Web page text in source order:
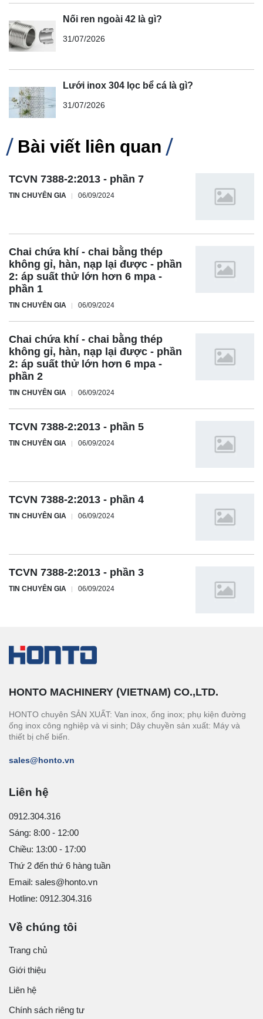
Nối ren ngoài 42 là gì?
31/07/2026
Lưới inox 304 lọc bể cá là gì?
31/07/2026
Bài viết liên quan
TCVN 7388-2:2013 - phần 7
TIN CHUYÊN GIA 06/09/2024
Chai chứa khí - chai bằng thép
không gỉ, hàn, nạp lại được - phần
2: áp suất thử lớn hơn 6 mpa -
phần 1
TIN CHUYÊN GIA 06/09/2024
Chai chứa khí - chai bằng thép
không gỉ, hàn, nạp lại được - phần
2: áp suất thử lớn hơn 6 mpa -
phần 2
TIN CHUYÊN GIA 06/09/2024
TCVN 7388-2:2013 - phần 5
TIN CHUYÊN GIA 06/09/2024
TCVN 7388-2:2013 - phần 4
TIN CHUYÊN GIA 06/09/2024
TCVN 7388-2:2013 - phần 3
TIN CHUYÊN GIA 06/09/2024
HONTO MACHINERY (VIETNAM) CO.,LTD.
HONTO chuyên SẢN XUẤT: Van inox, ống inox; phụ kiện đường
ống inox công nghiệp và vi sinh; Dây chuyền sản xuất: Máy và
thiết bị chế biến.
sales@honto.vn
Liên hệ
0912.304.316
Sáng: 8:00 - 12:00
Chiều: 13:00 - 17:00
Thứ 2 đến thứ 6 hàng tuần
Email: sales@honto.vn
Hotline: 0912.304.316
Về chúng tôi
Trang chủ
Giới thiệu
Liên hệ
Chính sách riêng tư